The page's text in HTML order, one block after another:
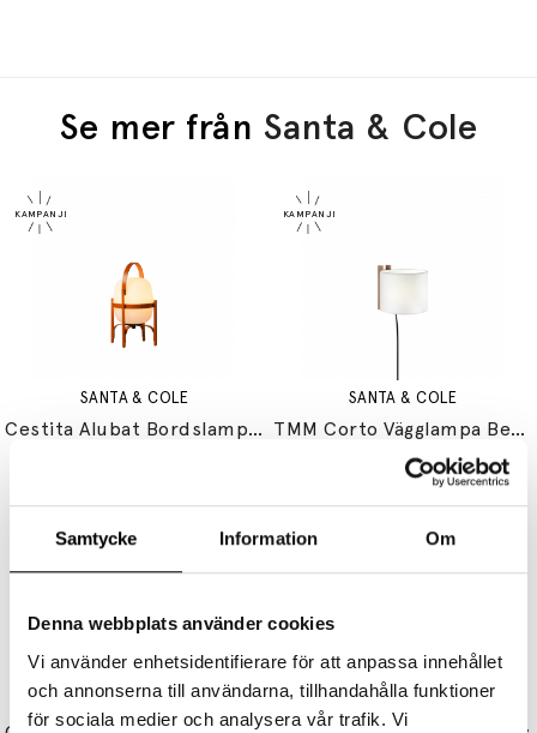
Samtycke Information Om
Denna webbplats använder cookies
Vi använder enhetsidentifierare för att anpassa innehållet
och annonserna till användarna, tillhandahålla funktioner
för sociala medier och analysera vår trafik. Vi
Se mer från Santa & Cole
SANTA & COLE
Cestita Alubat Bordslampa Reddish Orange
SANTA & COLE
TMM Corto Vägglampa Beech/White Med Kabel
2988 kr
SANTA & COLE SANTA & COLE